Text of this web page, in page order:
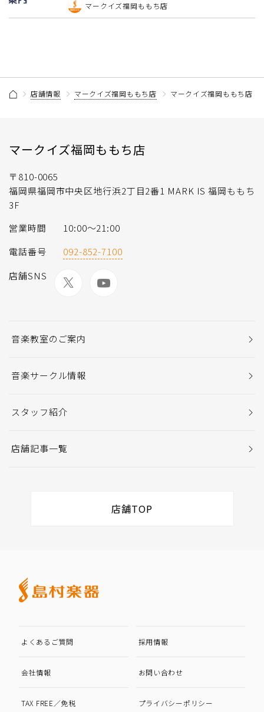
マークイズ福岡ももち店
店舗情報 マークイズ福岡ももち店 マークイズ福岡ももち店
マークイズ福岡ももち店
〒810-0065
福岡県福岡市中央区地行浜2丁目2番1 MARK IS 福岡ももち
3F
営業時間
10:00～21:00
電話番号
092-852-7100
店舗SNS
音楽教室のご案内
音楽サークル情報
スタッフ紹介
店舗記事一覧
店舗TOP
よくあるご質問 採用情報
会社情報 お問い合わせ
TAX FREE／免税 プライバシーポリシー